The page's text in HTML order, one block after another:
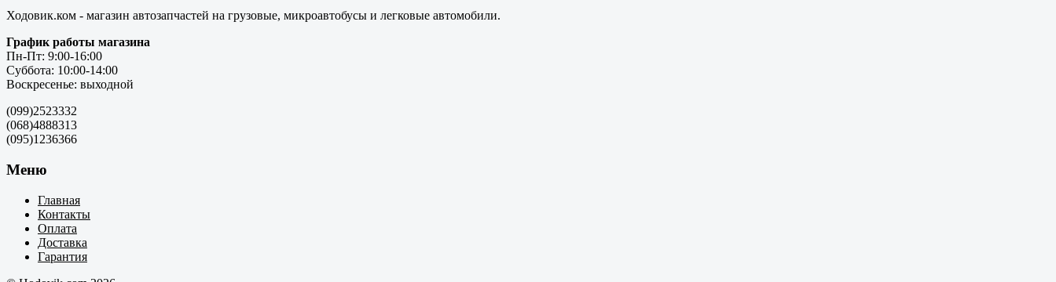
Ходовик.ком - магазин автозапчастей на грузовые, микроавтобусы и легковые автомобили.
График работы магазина
Пн-Пт: 9:00-16:00
Суббота: 10:00-14:00
Воскресенье: выходной
(099)2523332
(068)4888313
(095)1236366
Меню
Главная
Контакты
Оплата
Доставка
Гарантия